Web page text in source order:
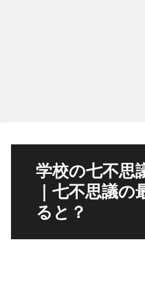
学校の七不思
｜七不思議
ると？